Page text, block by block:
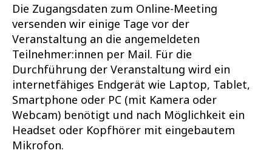
Die Zugangsdaten zum Online-Meeting
versenden wir einige Tage vor der
Veranstaltung an die angemeldeten
Teilnehmer:innen per Mail. Für die
Durchführung der Veranstaltung wird ein
internetfähiges Endgerät wie Laptop, Tablet,
Smartphone oder PC (mit Kamera oder
Webcam) benötigt und nach Möglichkeit ein
Headset oder Kopfhörer mit eingebautem
Mikrofon.